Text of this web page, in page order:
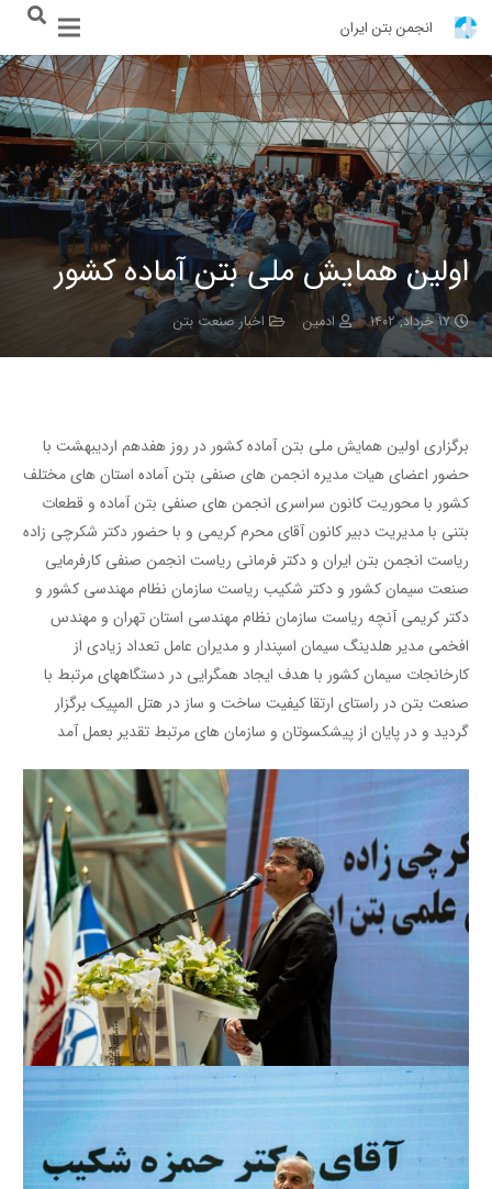
انجمن بتن ایران
اولین همایش ملی بتن آماده کشور
۱۷ خرداد, ۱۴۰۲ ادمین اخبار صنعت بتن
برگزاری اولین همایش ملی بتن آماده کشور در روز هفدهم اردیبهشت با
حضور اعضای هیات مدیره انجمن های صنفی بتن آماده استان های مختلف
کشور با محوریت کانون سراسری انجمن های صنفی بتن آماده و قطعات
بتنی با مدیریت دبیر کانون آقای محرم کریمی و با حضور دکتر شکرچی زاده
ریاست انجمن بتن ایران و دکتر فرمانی ریاست انجمن صنفی کارفرمایی
صنعت سیمان کشور و دکتر شکیب ریاست سازمان نظام مهندسی کشور و
دکتر کریمی آنچه ریاست سازمان نظام مهندسی استان تهران و مهندس
افخمی مدیر هلدینگ سیمان اسپندار و مدیران عامل تعداد زیادی از
کارخانجات سیمان کشور با هدف ایجاد همگرایی در دستگاههای مرتبط با
صنعت بتن در راستای ارتقا کیفیت ساخت و ساز در هتل المپیک برگزار
گردید و در پایان از پیشکسوتان و سازمان های مرتبط تقدیر بعمل آمد